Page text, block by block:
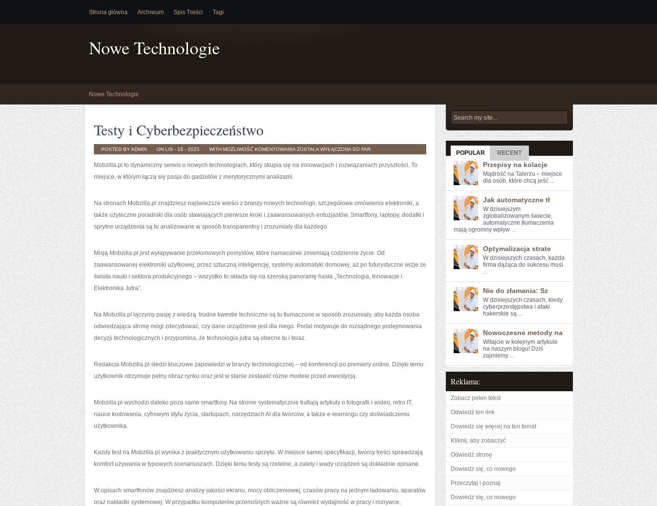
Strona główna Archiwum Spis Treści Tagi
Nowe Technologie
Nowe Technologie
Testy i Cyberbezpieczeństwo
POSTED BY ADMIN ON LIS - 16 - 2025 WITH MOŻLIWOŚĆ KOMENTOWANIA TESTY
I
ZOSTAŁA WYŁĄCZONA SO FAR
Mobzilla.pl to dynamiczny serwis o nowych technologiach, który skupia się na innowacjach i rozwiązaniach przyszłości. To
miejsce, w którym łączą się pasja do gadżetów z merytorycznymi analizami.
Na stronach Mobzilla.pl znajdziesz najświeższe wieści z branży nowych technologii, szczegółowe omówienia elektroniki, a
także użyteczne poradniki dla osób stawiających pierwsze kroki i zaawansowanych entuzjastów. Smartfony, laptopy, dodatki i
sprytne urządzenia są tu analizowane w sposób transparentny i zrozumiały dla każdego.
Misją Mobzilla.pl jest wyłapywanie przełomowych pomysłów, które namacalnie zmieniają codzienne życie. Od
zaawansowanej elektroniki użytkowej, przez sztuczną inteligencję, systemy automatyki domowej, aż po futurystyczne wizje ze
świata nauki i sektora produkcyjnego – wszystko to składa się na szeroką panoramę hasła „Technologia, Innowacje i
Elektronika Jutra”.
Na Mobzilla.pl łączymy pasję z wiedzą. trudne kwestie techniczne są tu tłumaczone w sposób zrozumiały, aby każda osoba
odwiedzająca stronę mógł zdecydować, czy dane urządzenie jest dla niego. Portal motywuje do rozsądnego podejmowania
decyzji technologicznych i przypomina, że technologia jutra są obecne tu i teraz.
Redakcja Mobzilla.pl śledzi kluczowe zapowiedzi w branży technologicznej – od konferencji po premiery online. Dzięki temu
użytkownik otrzymuje pełny obraz rynku oraz jest w stanie zestawić różne modele przed inwestycją.
Mobzilla.pl wychodzi daleko poza same smartfony. Na stronie systematycznie trafiają artykuły o fotografii i wideo, retro IT,
nauce kodowania, cyfrowym stylu życia, startupach, narzędziach AI dla twórców, a także e-learningu czy doświadczeniu
użytkownika.
Każdy test na Mobzilla.pl wynika z praktycznym użytkowaniu sprzętu. W miejsce samej specyfikacji, twórcy treści sprawdzają
komfort używania w typowych scenariuszach. Dzięki temu testy są rzetelne, a zalety i wady urządzeń są dokładnie opisane.
W opisach smartfonów znajdziesz analizę jakości ekranu, mocy obliczeniowej, czasów pracy na jednym ładowaniu, aparatów
oraz nakładki systemowej. W przypadku komputerów przenośnych ważne są również wydajność w pracy i rozrywce,
POPULAR RECENT
Przepisy na kolacje
Mądrość na Talerzu – miejsce
dla osób, które chcą jeść ...
Jak automatyczne tł
W‌ dzisiejszym
zglobalizowanym​ świecie,
⁣automatyczne ⁣tłumaczenia
mają ogromny wpływ ...
Optymalizacja strate
W dzisiejszych czasach, każda
firma dążąca do sukcesu musi
...
Nie do złamania: Sz
W ‍dzisiejszych czasach, kiedy
cyberprzestępstwa i ‌ataki
hakerskie są ...
Nowoczesne metody na
Witajcie w kolejnym artykule⁤
na naszym blogu! Dziś
zajmiemy ...
Reklama:
Zobacz pełen tekst
Odwiedź ten link
Dowiedz się więcej na ten temat
Kliknij, aby zobaczyć
Odwiedź stronę
Dowiedz się, co nowego
Przeczytaj i poznaj
Dowiedz się, co nowego